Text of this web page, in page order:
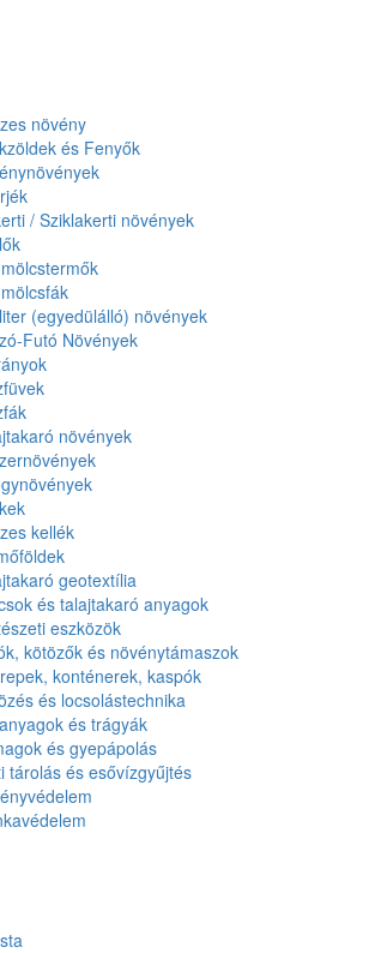
növény
és Fenyők
/ Sziklakerti növények
(egyedülálló) növények
Futó Növények
növények
kellék
geotextília
és talajtakaró anyagok
eszközök
kötözők és növénytámaszok
konténerek, kaspók
és locsolástechnika
és trágyák
és gyepápolás
tárolás és esővízgyűjtés